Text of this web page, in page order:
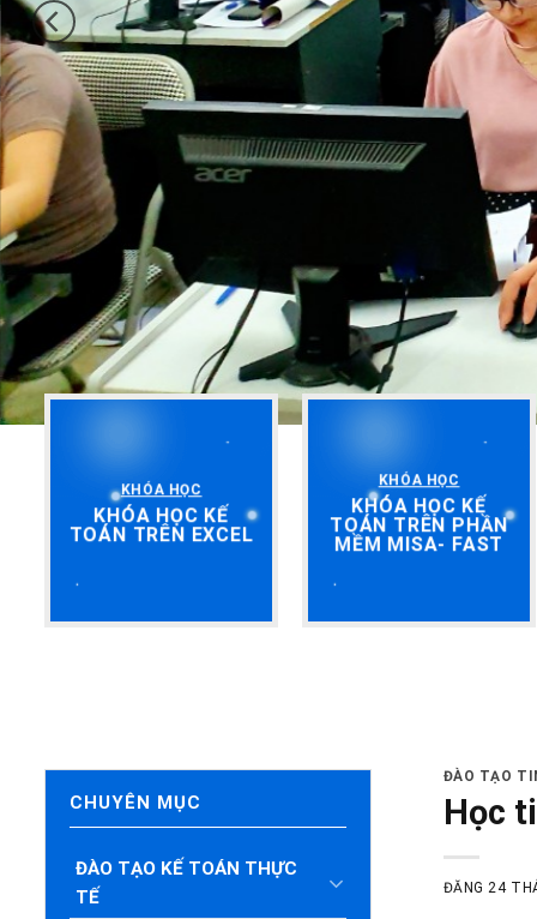
KHÓA HỌC
KHÓA HỌC KẾ
TOÁN TRÊN EXCEL
KHÓA HỌC
KHÓA HỌC KẾ
TOÁN TRÊN PHẦN
MỀM MISA- FAST
CHUYÊN MỤC
ĐÀO TẠO KẾ TOÁN THỰC
TẾ
ĐÀO TẠO
Học
ĐĂNG24